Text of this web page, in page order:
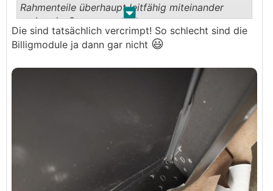
. .
Rahmenteile überhaupt leitfähig miteinander
verbunden?
gute frage!
teilweise sind die verkrimpt (so wie angekörnt)
durch die oberflächenveredlung muss man ja die
annodisierung durchbrechen, um leitend zu
Die sind tatsächlich vercrimpt! So schlecht sind die
Billigmodule ja dann gar nicht 😃